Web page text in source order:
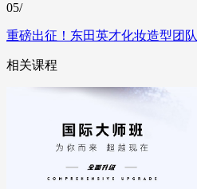
05/
重磅出征！东田英才化妆造型团队
相关课程